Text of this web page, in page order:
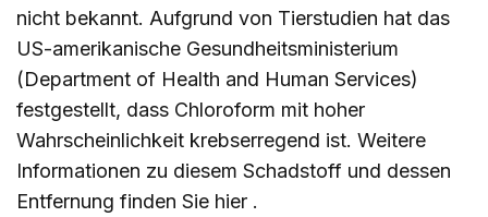
nicht bekannt. Aufgrund von Tierstudien hat das
US-amerikanische Gesundheitsministerium
(Department of Health and Human Services)
festgestellt, dass Chloroform mit hoher
Wahrscheinlichkeit krebserregend ist. Weitere
Informationen zu diesem Schadstoff und dessen
Entfernung finden Sie hier .